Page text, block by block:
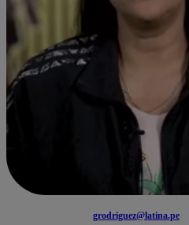
grodriguez@latina.pe